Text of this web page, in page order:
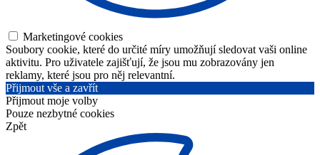
Marketingové cookies
Soubory cookie, které do určité míry umožňují sledovat vaši online
aktivitu. Pro uživatele zajišťují, že jsou mu zobrazovány jen
reklamy, které jsou pro něj relevantní.
Přijmout vše a zavřít
Přijmout moje volby
Pouze nezbytné cookies
Zpět